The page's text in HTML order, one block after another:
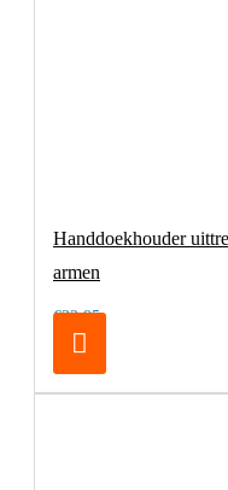
Handdoekhouder
armen
€32,95